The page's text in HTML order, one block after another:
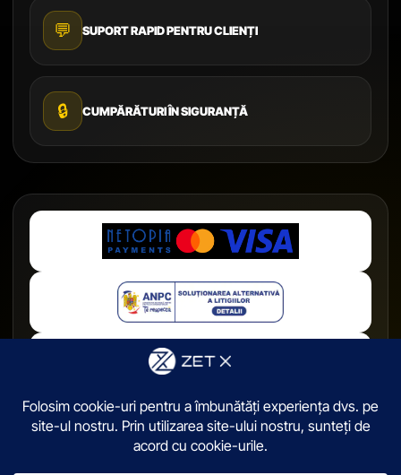
💬 SUPORT RAPID PENTRU CLIENȚI
🔒 CUMPĂRĂTURI ÎN SIGURANȚĂ